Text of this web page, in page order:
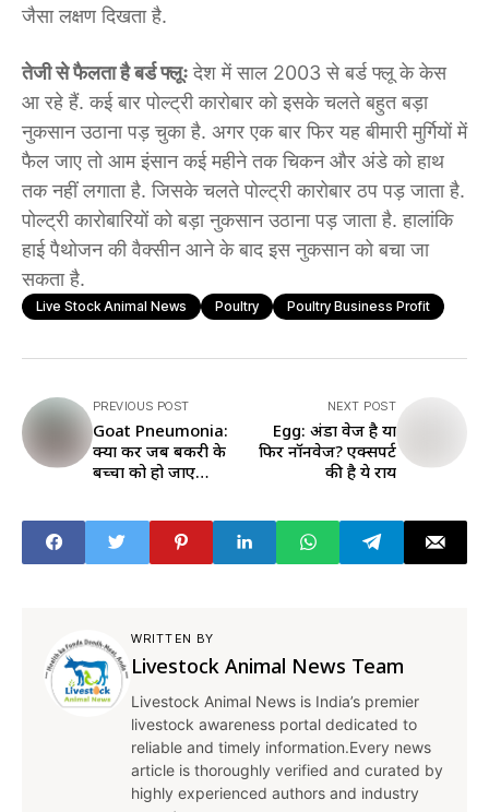
जैसा लक्षण दिखता है.
तेजी से फैलता है बर्ड फ्लूःदेश में साल 2003 से बर्ड फ्लू के केस
आ रहे हैं. कई बार पोल्ट्री कारोबार को इसके चलते बहुत बड़ा
नुकसान उठाना पड़ चुका है. अगर एक बार फिर यह बीमारी मुर्गियों में
फैल जाए तो आम इंसान कई महीने तक चिकन और अंडे को हाथ
तक नहीं लगाता है. जिसके चलते पोल्ट्री कारोबार ठप पड़ जाता है.
पोल्ट्री कारोबारियों को बड़ा नुकसान उठाना पड़ जाता है. हालांकि
हाई पैथोजन की वैक्सीन आने के बाद इस नुकसान को बचा जा
सकता है.
Live Stock Animal News Poultry Poultry Business Profit
PREVIOUS POST
Goat Pneumonia:
क्या करें जब बकरी के
बच्चों को हो जाए
NEXT POST
Egg: अंडा वेज है या
फिर नॉनवेज? एक्सपर्ट
की है ये राय
WRITTEN BY
Livestock Animal News Team
Livestock Animal News is India’s premier
livestock awareness portal dedicated to
reliable and timely information.Every news
article is thoroughly verified and curated by
highly experienced authors and industry